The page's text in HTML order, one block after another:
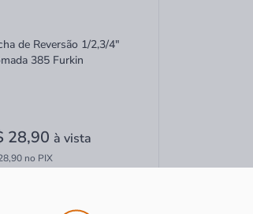
de Reversão 1/2,3/4"
385 Furkin
28,90 à vista
no PIX